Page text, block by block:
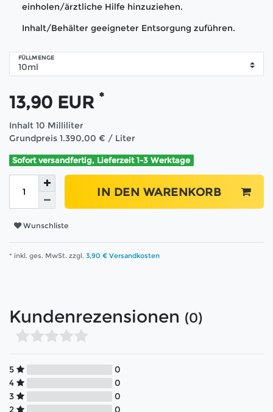
einholen/ärztliche Hilfe hinzuziehen.
Inhalt/Behälter geeigneter Entsorgung zuführen.
FÜLLMENGE
13,90 EUR *
Inhalt 10 Milliliter
Grundpreis 1.390,00 € / Liter
Sofort versandfertig, Lieferzeit 1-3 Werktage
IN DEN WARENKORB
Wunschliste
* inkl. ges. MwSt. zzgl. 3,90 € Versandkosten
Kundenrezensionen (0)
5
0
4
0
3
0
2
0